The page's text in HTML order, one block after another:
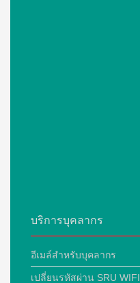
บริการบุคลากร
อีเมล์สำหรับบุคลากร
เปลี่ยนรหัสผ่าน SRU WIFI